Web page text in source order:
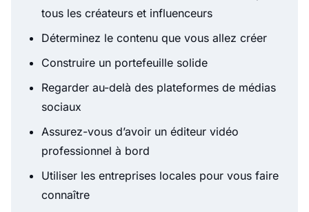
tous les créateurs et influenceurs
Déterminez le contenu que vous allez créer
Construire un portefeuille solide
Regarder au-delà des plateformes de médias
sociaux
Assurez-vous d’avoir un éditeur vidéo
professionnel à bord
Utiliser les entreprises locales pour vous faire
connaître